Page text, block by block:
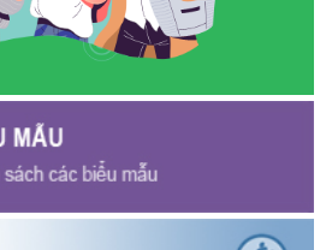
LAO ĐỘNG ĐI LÀM VIỆC TẠI HÀN
TUẦN LỄ NÔNG SẢN VÀ SẢN PHẨM